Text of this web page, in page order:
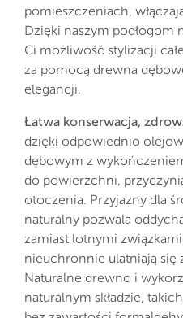
pomieszczeniach,
Dzięki naszym podłogom
Ci możliwość stylizacji
za pomocą drewna
elegancji.
Łatwa konserwacja,
dzięki odpowiednio
dębowym z
do powierzchni,
otoczenia. Przyjazny dla
naturalny pozwala
zamiast lotnymi
nieuchronnie ulatniają się
Naturalne drewno i
naturalnym składzie,